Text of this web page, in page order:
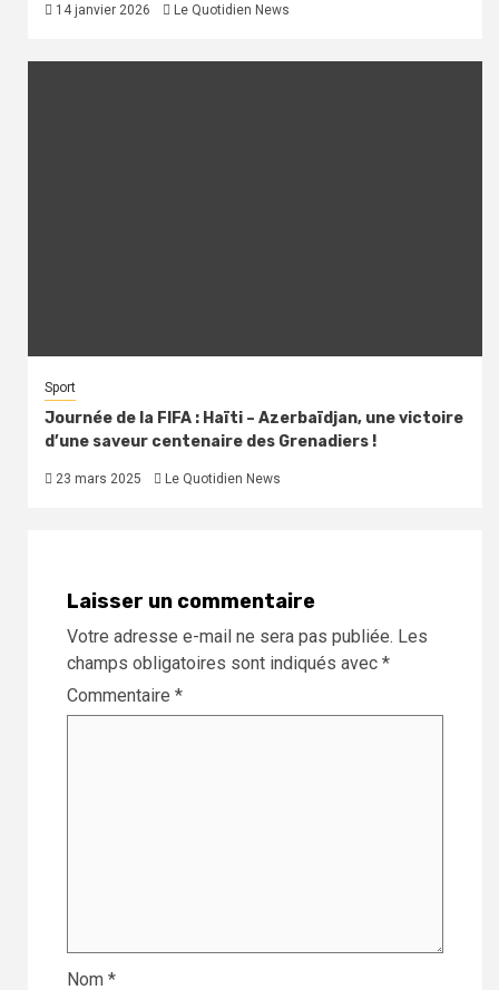
14 janvier 2026 Le Quotidien News
Sport
Journée de la FIFA : Haïti – Azerbaïdjan, une victoire
d’une saveur centenaire des Grenadiers !
23 mars 2025 Le Quotidien News
Laisser un commentaire
Votre adresse e-mail ne sera pas publiée. Les
champs obligatoires sont indiqués avec *
Commentaire *
Nom *